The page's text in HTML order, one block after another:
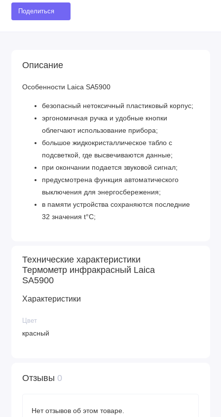
Поделиться
Описание
Особенности Laica SA5900
безопасный нетоксичный пластиковый корпус;
эргономичная ручка и удобные кнопки
облегчают использование прибора;
большое жидкокристаллическое табло с
подсветкой, где высвечиваются данные;
при окончании подается звуковой сигнал;
предусмотрена функция автоматического
выключения для энергосбережения;
в памяти устройства сохраняются последние
32 значения t°C;
Технические характеристики
Термометр инфракрасный Laica
SA5900
Характеристики
Цвет
красный
Отзывы 0
Нет отзывов об этом товаре.